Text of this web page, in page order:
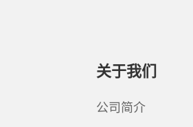
关于我们
公司简介